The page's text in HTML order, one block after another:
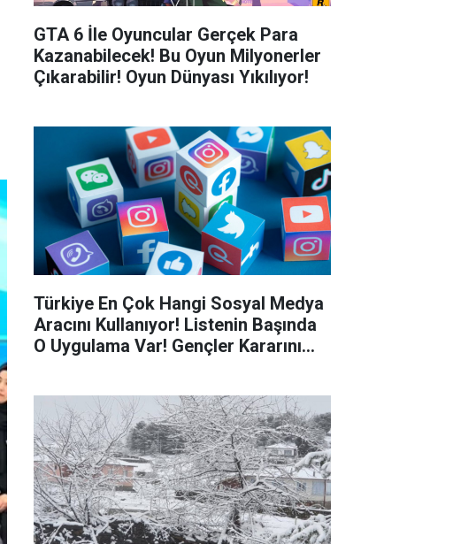
GTA 6 İle Oyuncular Gerçek Para
Kazanabilecek! Bu Oyun Milyonerler
Çıkarabilir! Oyun Dünyası Yıkılıyor!
Türkiye En Çok Hangi Sosyal Medya
Aracını Kullanıyor! Listenin Başında
O Uygulama Var! Gençler Kararını